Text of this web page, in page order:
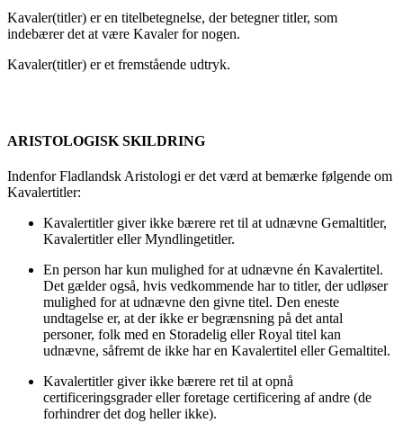
Kavaler(titler) er en titelbetegnelse, der betegner titler, som
indebærer det at være Kavaler for nogen.
Kavaler(titler) er et fremstående udtryk.
ARISTOLOGISK SKILDRING
Indenfor Fladlandsk Aristologi er det værd at bemærke følgende om
Kavalertitler:
Kavalertitler giver ikke bærere ret til at udnævne Gemaltitler,
Kavalertitler eller Myndlingetitler.
En person har kun mulighed for at udnævne én Kavalertitel.
Det gælder også, hvis vedkommende har to titler, der udløser
mulighed for at udnævne den givne titel. Den eneste
undtagelse er, at der ikke er begrænsning på det antal
personer, folk med en Storadelig eller Royal titel kan
udnævne, såfremt de ikke har en Kavalertitel eller Gemaltitel.
Kavalertitler giver ikke bærere ret til at opnå
certificeringsgrader eller foretage certificering af andre (de
forhindrer det dog heller ikke).